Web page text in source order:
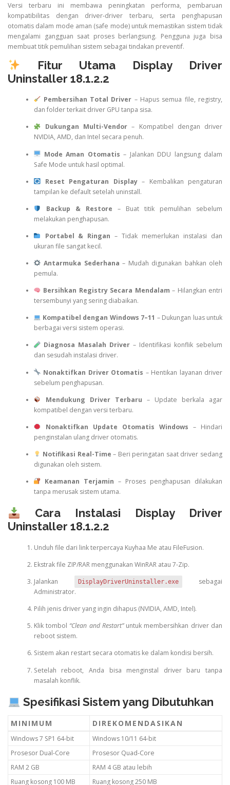
Versi terbaru ini membawa peningkatan performa, pembaruan
kompatibilitas dengan driver-driver terbaru, serta penghapusan
otomatis dalam mode aman (safe mode) untuk memastikan sistem tidak
mengalami gangguan saat proses berlangsung. Pengguna juga bisa
membuat titik pemulihan sistem sebagai tindakan preventif.
Fitur Utama Display Driver
Uninstaller 18.1.2.2
Pembersihan Total Driver – Hapus semua file, registry,
dan folder terkait driver GPU tanpa sisa.
Dukungan Multi-Vendor – Kompatibel dengan driver
NVIDIA, AMD, dan Intel secara penuh.
Mode Aman Otomatis – Jalankan DDU langsung dalam
Safe Mode untuk hasil optimal.
Reset Pengaturan Display– Kembalikan pengaturan
tampilan ke default setelah uninstall.
Backup & Restore – Buat titik pemulihan sebelum
melakukan penghapusan.
Portabel & Ringan – Tidak memerlukan instalasi dan
ukuran file sangat kecil.
Antarmuka Sederhana – Mudah digunakan bahkan oleh
pemula.
Bersihkan Registry Secara Mendalam – Hilangkan entri
tersembunyi yang sering diabaikan.
Kompatibel dengan Windows 7–11 – Dukungan luas untuk
berbagai versi sistem operasi.
Diagnosa Masalah Driver – Identifikasi konflik sebelum
dan sesudah instalasi driver.
Nonaktifkan Driver Otomatis – Hentikan layanan driver
sebelum penghapusan.
Mendukung Driver Terbaru – Update berkala agar
kompatibel dengan versi terbaru.
Nonaktifkan Update Otomatis Windows – Hindari
penginstalan ulang driver otomatis.
Notifikasi Real-Time – Beri peringatan saat driver sedang
digunakan oleh sistem.
Keamanan Terjamin – Proses penghapusan dilakukan
tanpa merusak sistem utama.
Cara Instalasi Display Driver
Uninstaller 18.1.2.2
Unduh file dari link terpercaya Kuyhaa Me atau FileFusion.
Ekstrak file ZIP/RAR menggunakan WinRAR atau 7-Zip.
Jalankan
DisplayDriverUninstaller.exe
sebagai
Administrator.
Pilih jenis driver yang ingin dihapus (NVIDIA, AMD, Intel).
Klik tombol “Clean and Restart”untuk membersihkan driver dan
reboot sistem.
Sistem akan restart secara otomatis ke dalam kondisi bersih.
Setelah reboot, Anda bisa menginstal driver baru tanpa
masalah konflik.
Spesifikasi Sistem yang Dibutuhkan
MINIMUM DIREKOMENDASIKAN
Windows 7 SP1 64-bit
Windows 10/11 64-bit
Prosesor Dual-Core
Prosesor Quad-Core
RAM 2 GB
RAM 4 GB atau lebih
Ruang kosong 100 MB
Ruang kosong 250 MB